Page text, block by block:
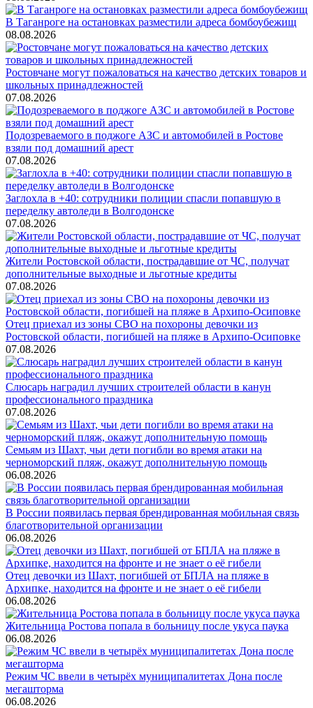
В Таганроге на остановках разместили адреса бомбоубежищ
08.08.2026
Ростовчане могут пожаловаться на качество детских товаров и
школьных принадлежностей
07.08.2026
Подозреваемого в поджоге АЗС и автомобилей в Ростове
взяли под домашний арест
07.08.2026
Заглохла в +40: сотрудники полиции спасли попавшую в
переделку автоледи в Волгодонске
07.08.2026
Жители Ростовской области, пострадавшие от ЧС, получат
дополнительные выходные и льготные кредиты
07.08.2026
Отец приехал из зоны СВО на похороны девочки из
Ростовской области, погибшей на пляже в Архипо-Осиповке
07.08.2026
Слюсарь наградил лучших строителей области в канун
профессионального праздника
07.08.2026
Семьям из Шахт, чьи дети погибли во время атаки на
черноморский пляж, окажут дополнительную помощь
06.08.2026
В России появилась первая брендированная мобильная связь
благотворительной организации
06.08.2026
Отец девочки из Шахт, погибшей от БПЛА на пляже в
Архипке, находится на фронте и не знает о её гибели
06.08.2026
Жительница Ростова попала в больницу после укуса паука
06.08.2026
Режим ЧС ввели в четырёх муниципалитетах Дона после
мегашторма
06.08.2026